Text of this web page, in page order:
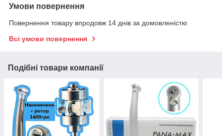
Умови повернення
Повернення товару впродовж 14 днів за домовленістю
Всі умови повернення
Подібні товари компанії